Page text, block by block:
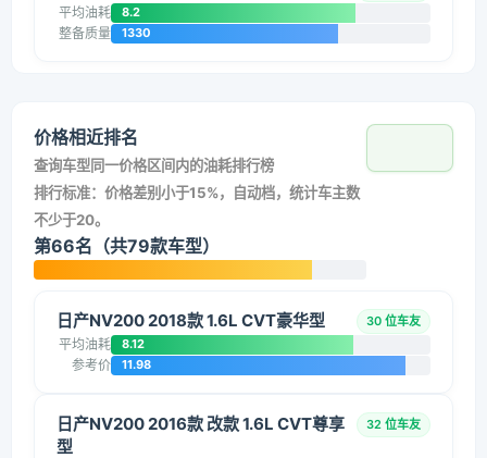
平均油耗 8.2
整备质量 1330
价格相近排名
查询车型同一价格区间内的油耗排行榜
排行标准：价格差别小于15%，自动档，统计车主数
不少于20。
第66名（共79款车型）
日产NV200 2018款 1.6L CVT豪华型 30 位车友
平均油耗 8.12
参考价 11.98
日产NV200 2016款 改款 1.6L CVT尊享
型
32 位车友